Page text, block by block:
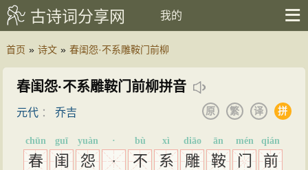
古诗词分享网 我的
首页 » 诗文 » 春闺怨·不系雕鞍门前柳
春闺怨·不系雕鞍门前柳拼音
元代 ：乔吉 拼
译
繁
原
春
chūn
闺
guī
怨
yuàn
·
·
不
bù
系
xì
雕
diāo
鞍
ān
门
mén
前
qián